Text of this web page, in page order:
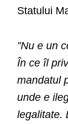
Statului
”Nu e un
În ce îl
mandatul
unde e
legalitate.